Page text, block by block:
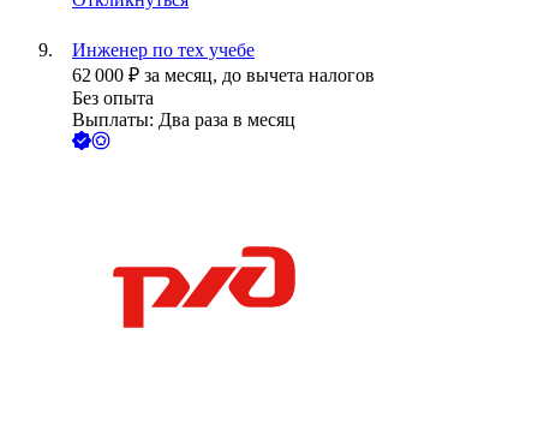
Инженер по тех учебе
62 000 ₽ за месяц, до вычета налогов
Без опыта
Выплаты: Два раза в месяц